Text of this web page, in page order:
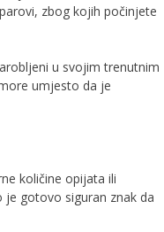
zbog kojih počinjete
u svojim trenutnim
umjesto da je
količine opijata ili
je gotovo siguran znak da